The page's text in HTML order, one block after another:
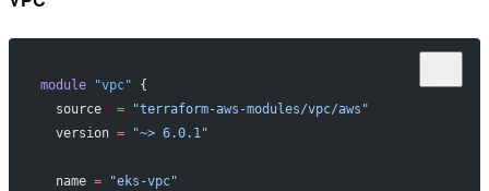
module "vpc" {
  source
  =
"terraform-aws-modules/vpc/aws"
  version
= "~> 6.0.1"
  name
= "eks-vpc"